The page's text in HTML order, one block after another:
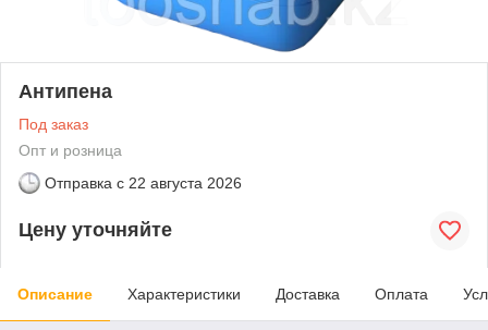
Антипена
Под заказ
Опт и розница
Отправка с 22 августа 2026
Цену уточняйте
Описание Характеристики Доставка Оплата